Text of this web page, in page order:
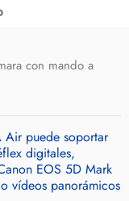
con mando a
Air puede soportar
digitales,
EOS 5D Mark
vídeos panorámicos